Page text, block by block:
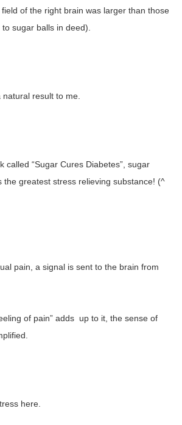
of the right brain was larger than those
sugar balls in deed).
result to me.
called “Sugar Cures Diabetes”, sugar
the greatest stress relieving substance! (^
pain, a signal is sent to the brain from
of pain” adds up to it, the sense of
here.